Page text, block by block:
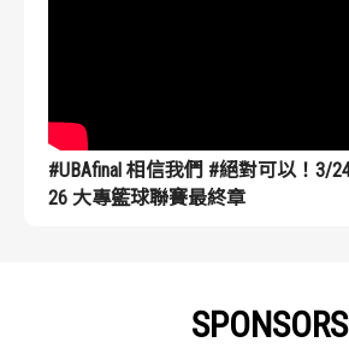
#UBAfinal 相信我們 #絕對可以！3/
26 大專籃球聯賽最終章
SPONSORS